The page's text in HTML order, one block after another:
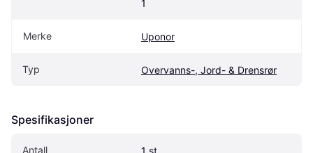
1
Merke Uponor
Typ Overvanns-, Jord- & Drensrør
Spesifikasjoner
Antall